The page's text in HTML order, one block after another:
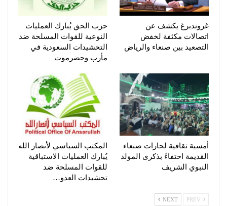
غروندبرغ يكشف عن
اتصالات مكثفة لخفض
التصعيد بين صنعاء والرياض
حزب الحق يُبارك العمليات
النوعية للقوات المسلحة ضد
التحشيدات السعودية في
مأرب وحضرموت
أمسية ثقافية لحارات صنعاء
القديمة احتفاءً بذكرى المولد
النبوي الشريف
المكتب السياسي لأنصار الله
يُبارك العمليات الاستباقية
للقوات المسلحة ضد
تحشيدات العدو…
NEXT